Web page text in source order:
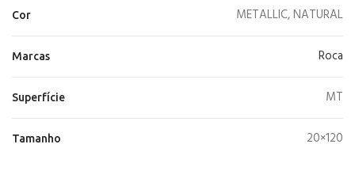
Cor METALLIC, NATURAL
Marcas Roca
Superfície MT
Tamanho 20×120